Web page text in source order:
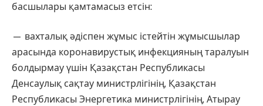
басшылары қамтамасыз етсін:
— вахталық әдіспен жұмыс істейтін жұмысшылар
арасында коронавирустық инфекцияның таралуын
болдырмау үшін Қазақстан Республикасы
Денсаулық сақтау министрлігінің, Қазақстан
Республикасы Энергетика министрлігінің, Атырау